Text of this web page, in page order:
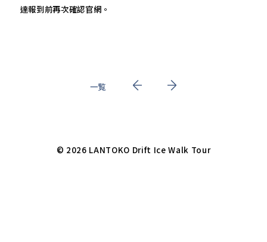
達報到前再次確認官網。
一覧
© 2026 LANTOKO Drift Ice Walk Tour